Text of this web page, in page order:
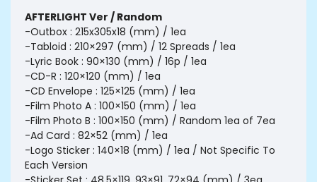
AFTERLIGHT Ver / Random
-Outbox : 215x305x18 (mm) / 1ea
-Tabloid : 210×297 (mm) / 12 Spreads / 1ea
-Lyric Book : 90×130 (mm) / 16p / 1ea
-CD-R : 120×120 (mm) / 1ea
-CD Envelope : 125×125 (mm) / 1ea
-Film Photo A : 100×150 (mm) / 1ea
-Film Photo B : 100×150 (mm) / Random 1ea of 7ea
-Ad Card : 82×52 (mm) / 1ea
-Logo Sticker : 140×18 (mm) / 1ea / Not Specific To
Each Version